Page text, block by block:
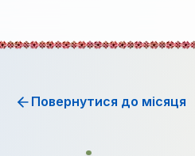
Повернутися до місяця